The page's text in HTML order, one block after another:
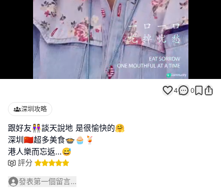
Loaded
100.00%
4 0
深圳攻略
跟好友👭談天說地 是很愉快的🤗
深圳🇨🇳超多美食🍲🧁🍹
港人樂而忘返…😅
評分
發表第一個留言...